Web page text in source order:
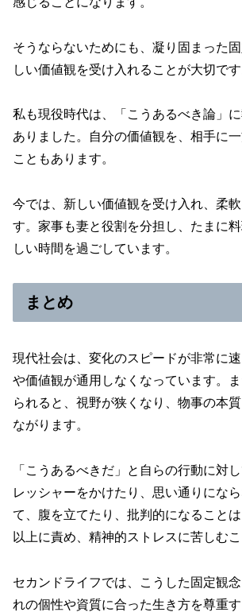
そうならないためにも、凝り固まった
しい価値観を受け入れることが大切です
私も現役時代は、「こうあるべき論」
ありました。自分の価値観を、相手に
こともあります。
今では、新しい価値観を受け入れ、柔
す。家事も妻と役割を分担し、たまに
しい時間を過ごしています。
まとめ
現代社会は、変化のスピードが非常に
や価値観が通用しなくなっています。
られると、視野が狭くなり、物事の本
ながります。
「こうあるべきだ」と自らの行動に対
レッシャーをかけたり、思い通りにな
て、腹を立てたり、批判的になること
以上に責め、精神的ストレスに苦しむこ
セカンドライフでは、こうした固定観
れの個性や資質に合った生き方を尊重